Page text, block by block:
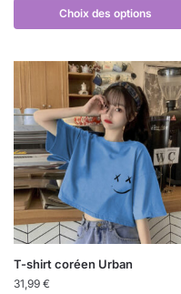
Choix des options
T-shirt coréen Urban
31,99 €